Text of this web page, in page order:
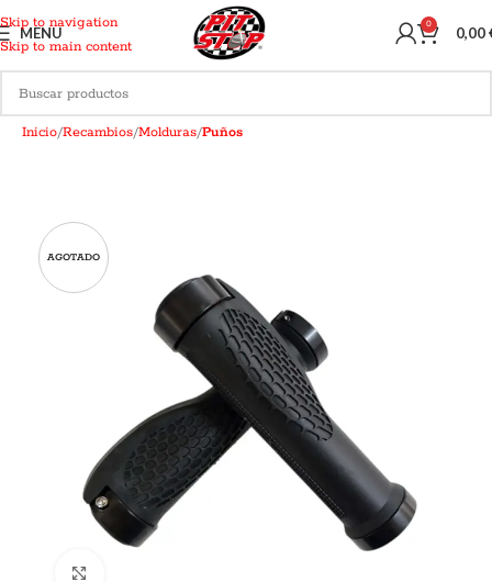
Skip to navigation
Skip to main content
MENU 0 0,00
Inicio Recambios Molduras Puños
AGOTADO